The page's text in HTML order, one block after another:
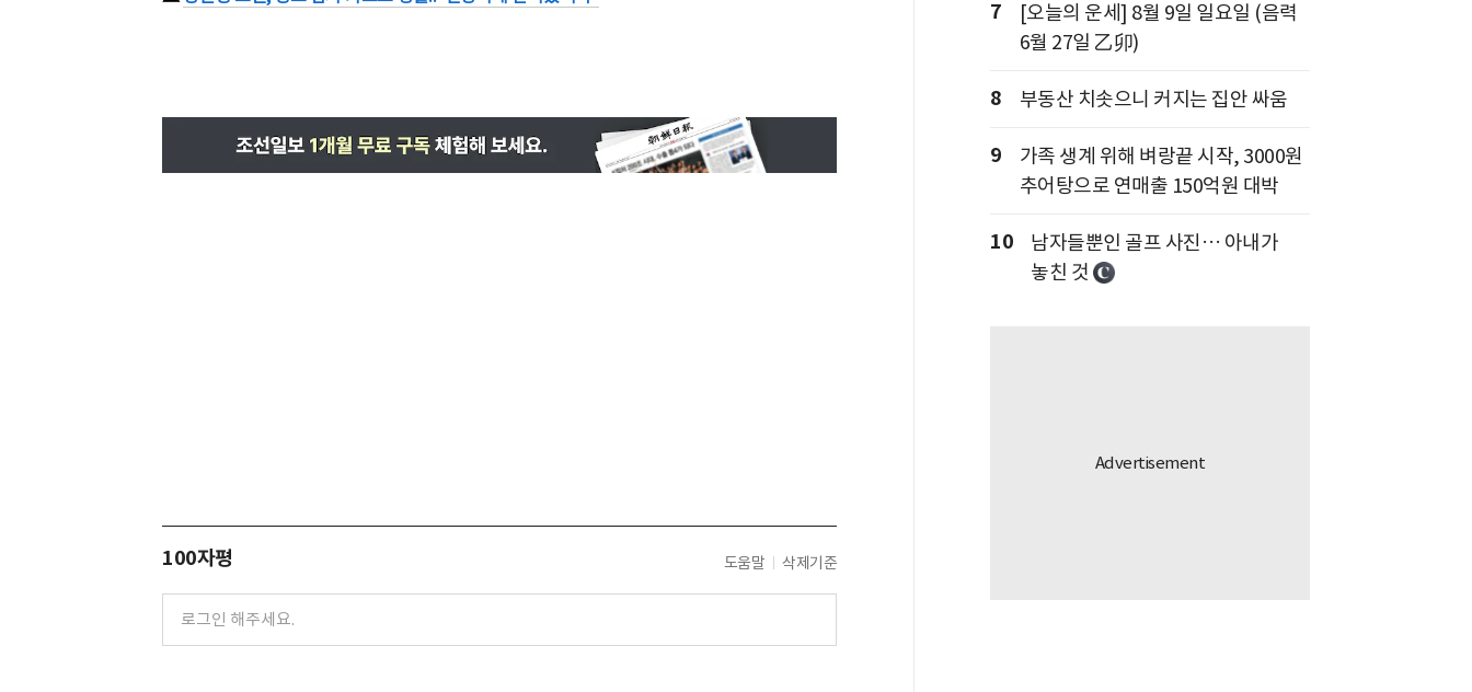
100자평 도움말 삭제기준
7
[오늘의 운세] 8월 9일 일요일 (음력
6월 27일 乙卯)
8 부동산 치솟으니 커지는 집안 싸움
9
가족 생계 위해 벼랑끝 시작, 3000원
추어탕으로 연매출 150억원 대박
10
남자들뿐인 골프 사진… 아내가
놓친 것